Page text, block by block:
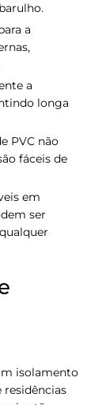
a
a
longa
PVC não
fáceis de
em
ser
isolamento
residências